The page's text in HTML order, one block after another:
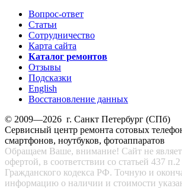
Вопрос-ответ
Статьи
Сотрудничество
Карта сайта
Каталог ремонтов
Отзывы
Подсказки
English
Восстановление данных
© 2009—2026 г. Санкт Петербург (СПб)
Сервисный центр ремонта сотовых
смартфонов, ноутбуков, фотоаппаратов
Обращаем Ваше, внимание! Сайт не
офертой, в соответствии со статьей 437 п.2
Гражданского кодекса РФ. Точную и
информацию о наличии и стоимости